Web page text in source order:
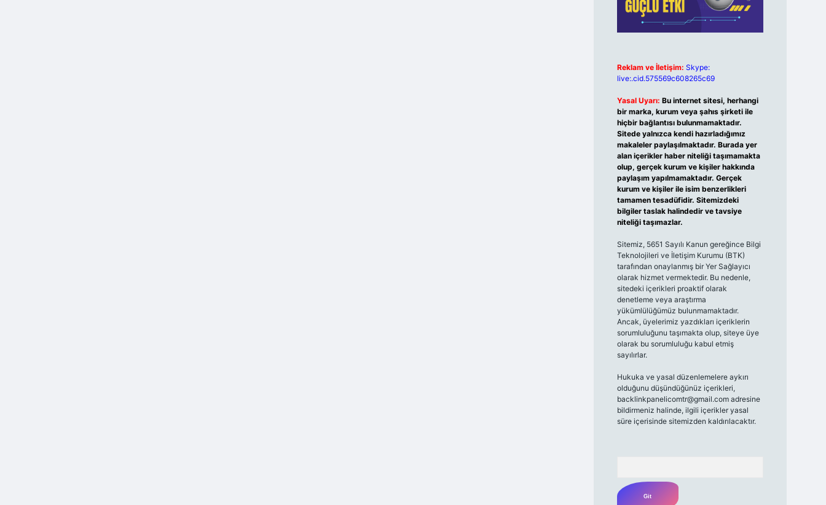
Reklam ve İletişim: Skype:
live:.cid.575569c608265c69
Yasal Uyarı: Bu internet sitesi, herhangi
bir marka, kurum veya şahıs şirketi ile
hiçbir bağlantısı bulunmamaktadır.
Sitede yalnızca kendi hazırladığımız
makaleler paylaşılmaktadır. Burada yer
alan içerikler haber niteliği taşımamakta
olup, gerçek kurum ve kişiler hakkında
paylaşım yapılmamaktadır. Gerçek
kurum ve kişiler ile isim benzerlikleri
tamamen tesadüfidir. Sitemizdeki
bilgiler taslak halindedir ve tavsiye
niteliği taşımazlar.
Sitemiz, 5651 Sayılı Kanun gereğince Bilgi
Teknolojileri ve İletişim Kurumu (BTK)
tarafından onaylanmış bir Yer Sağlayıcı
olarak hizmet vermektedir. Bu nedenle,
sitedeki içerikleri proaktif olarak
denetleme veya araştırma
yükümlülüğümüz bulunmamaktadır.
Ancak, üyelerimiz yazdıkları içeriklerin
sorumluluğunu taşımakta olup, siteye üye
olarak bu sorumluluğu kabul etmiş
sayılırlar.
Hukuka ve yasal düzenlemelere aykırı
olduğunu düşündüğünüz içerikleri,
backlinkpanelicomtr@gmail.comadresine
bildirmeniz halinde, ilgili içerikler yasal
süre içerisinde sitemizden kaldırılacaktır.